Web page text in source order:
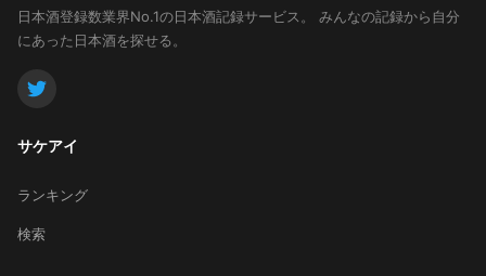
日本酒登録数業界No.1の日本酒記録サービス。
みんなの記録から自分
にあった日本酒を探せる。
サケアイ
ランキング
検索